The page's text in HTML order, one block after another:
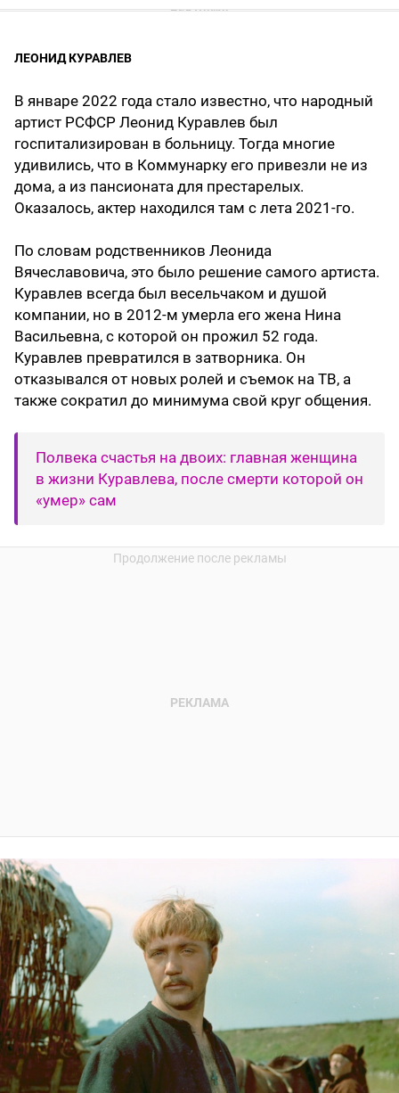
ЛЕОНИД КУРАВЛЕВ
В январе 2022 года стало известно, что народный
артист РСФСР Леонид Куравлев был
госпитализирован в больницу. Тогда многие
удивились, что в Коммунарку его привезли не из
дома, а из пансионата для престарелых.
Оказалось, актер находился там с лета 2021-го.
По словам родственников Леонида
Вячеславовича, это было решение самого артиста.
Куравлев всегда был весельчаком и душой
компании, но в 2012-м умерла его жена Нина
Васильевна, с которой он прожил 52 года.
Куравлев превратился в затворника. Он
отказывался от новых ролей и съемок на ТВ, а
также сократил до минимума свой круг общения.
Полвека счастья на двоих: главная женщина
в жизни Куравлева, после смерти которой он
«умер» сам